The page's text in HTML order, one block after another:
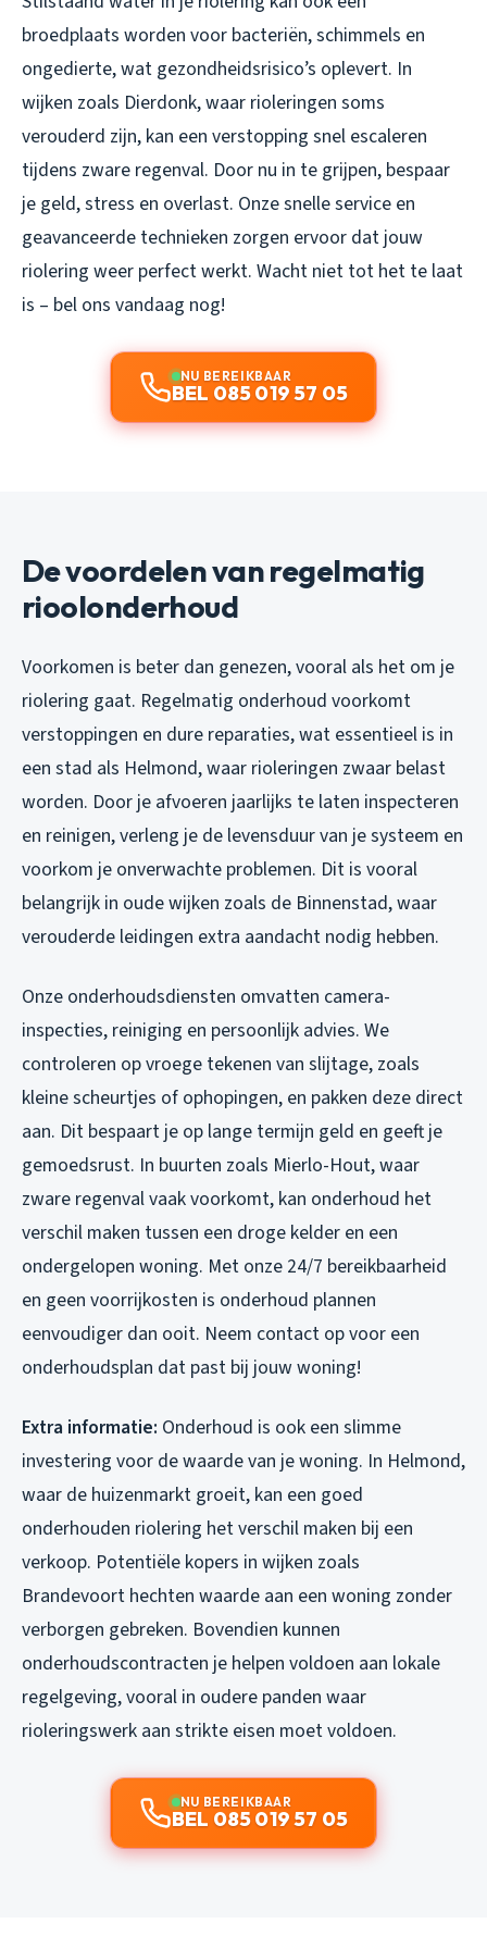
broedplaats worden voor bacteriën, schimmels en
ongedierte, wat gezondheidsrisico’s oplevert. In
wijken zoals Dierdonk, waar rioleringen soms
verouderd zijn, kan een verstopping snel escaleren
tijdens zware regenval. Door nu in te grijpen, bespaar
je geld, stress en overlast. Onze snelle service en
geavanceerde technieken zorgen ervoor dat jouw
riolering weer perfect werkt. Wacht niet tot het te laat
is – bel ons vandaag nog!
NU BEREIKBAAR
BEL 085 019 57 05
De voordelen van regelmatig
rioolonderhoud
Voorkomen is beter dan genezen, vooral als het om je
riolering gaat. Regelmatig onderhoud voorkomt
verstoppingen en dure reparaties, wat essentieel is in
een stad als Helmond, waar rioleringen zwaar belast
worden. Door je afvoeren jaarlijks te laten inspecteren
en reinigen, verleng je de levensduur van je systeem en
voorkom je onverwachte problemen. Dit is vooral
belangrijk in oude wijken zoals de Binnenstad, waar
verouderde leidingen extra aandacht nodig hebben.
Onze onderhoudsdiensten omvatten camera-
inspecties, reiniging en persoonlijk advies. We
controleren op vroege tekenen van slijtage, zoals
kleine scheurtjes of ophopingen, en pakken deze direct
aan. Dit bespaart je op lange termijn geld en geeft je
gemoedsrust. In buurten zoals Mierlo-Hout, waar
zware regenval vaak voorkomt, kan onderhoud het
verschil maken tussen een droge kelder en een
ondergelopen woning. Met onze 24/7 bereikbaarheid
en geen voorrijkosten is onderhoud plannen
eenvoudiger dan ooit. Neem contact op voor een
onderhoudsplan dat past bij jouw woning!
Extra informatie: Onderhoud is ook een slimme
investering voor de waarde van je woning. In Helmond,
waar de huizenmarkt groeit, kan een goed
onderhouden riolering het verschil maken bij een
verkoop. Potentiële kopers in wijken zoals
Brandevoort hechten waarde aan een woning zonder
verborgen gebreken. Bovendien kunnen
onderhoudscontracten je helpen voldoen aan lokale
regelgeving, vooral in oudere panden waar
rioleringswerk aan strikte eisen moet voldoen.
NU BEREIKBAAR
BEL 085 019 57 05